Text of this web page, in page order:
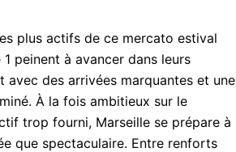
plus actifs de ce mercato estival
peinent à avancer dans leurs
des arrivées marquantes et une
À la fois ambitieux sur le
trop fourni, Marseille se prépare à
que spectaculaire. Entre renforts